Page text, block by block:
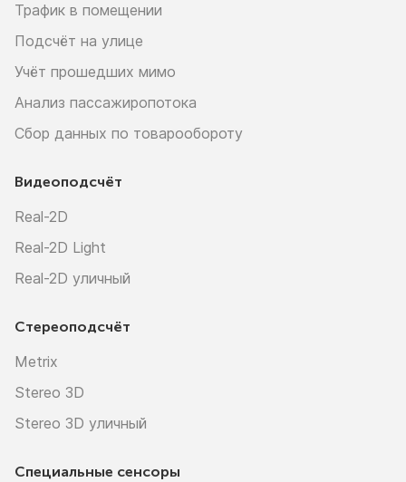
Трафик в помещении
Подсчёт на улице
Учёт прошедших мимо
Анализ пассажиропотока
Сбор данных по товарообороту
Видеоподсчёт
Real-2D
Real-2D Light
Real-2D уличный
Стереоподсчёт
Metrix
Stereo 3D
Stereo 3D уличный
Специальные сенсоры